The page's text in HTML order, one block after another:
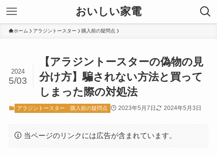
おいしい家電
ホーム アラジントースター 購入前の疑問点
【アラジントースターの偽物の見
分け方】騙されない方法と買って
しまった際の対処法
2024
5/03
アラジントースター 購入前の疑問点 2023年5月7日 2024年5月3日
当ページのリンクには広告が含まれています。